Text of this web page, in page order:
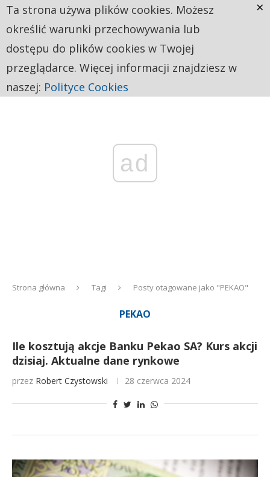
ad
Strona główna Tagi Posty otagowane jako "PEKAO"
PEKAO
Ile kosztują akcje Banku Pekao SA? Kurs akcji
dzisiaj. Aktualne dane rynkowe
przez Robert Czystowski 28 czerwca 2024
Ta strona używa plików cookies. Możesz
określić warunki przechowywania lub
dostępu do plików cookies w Twojej
przeglądarce. Więcej informacji znajdziesz w
naszej: Polityce Cookies
×